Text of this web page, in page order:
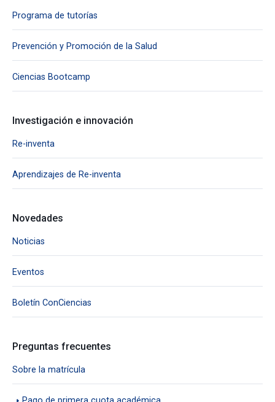
Programa de tutorías
Prevención y Promoción de la Salud
Ciencias Bootcamp
Investigación e innovación
Re-inventa
Aprendizajes de Re-inventa
Novedades
Noticias
Eventos
Boletín ConCiencias
Preguntas frecuentes
Sobre la matrícula